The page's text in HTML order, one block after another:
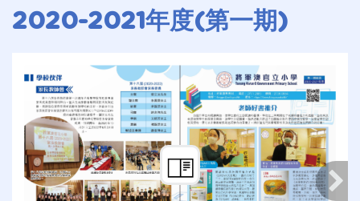
連
2020-2021年度(第一期)